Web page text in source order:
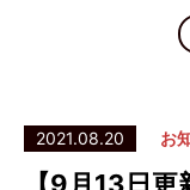
2021.08.20 お